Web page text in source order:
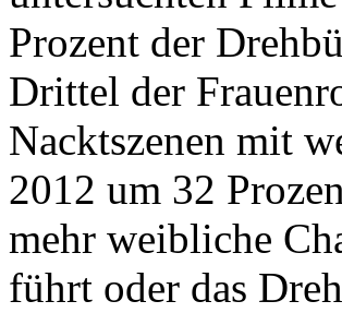
Prozent der
Drittel der
Nacktszenen mit
2012 um 32
mehr weibliche
führt oder das